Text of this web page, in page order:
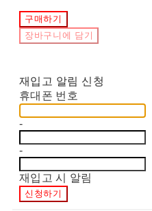
구매하기
장바구니에 담기
재입고 알림 신청
휴대폰 번호
-
-
재입고 시 알림
신청하기